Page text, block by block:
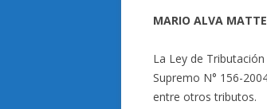
MARIO ALVA
La Ley de
Supremo N° 156-
entre otros tributos.